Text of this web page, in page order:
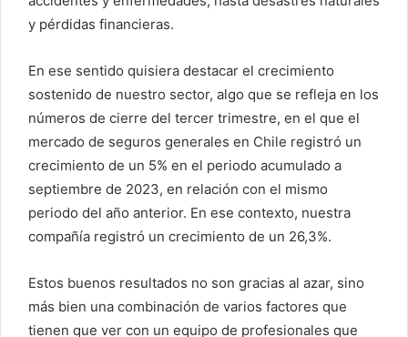
y pérdidas financieras.
En ese sentido quisiera destacar el crecimiento
sostenido de nuestro sector, algo que se refleja en los
números de cierre del tercer trimestre, en el que el
mercado de seguros generales en Chile registró un
crecimiento de un 5% en el periodo acumulado a
septiembre de 2023, en relación con el mismo
periodo del año anterior. En ese contexto, nuestra
compañía registró un crecimiento de un 26,3%.
Estos buenos resultados no son gracias al azar, sino
más bien una combinación de varios factores que
tienen que ver con un equipo de profesionales que